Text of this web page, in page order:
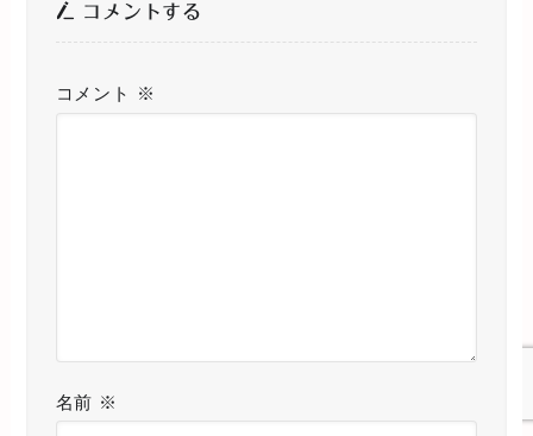
コメントする
コメント ※
名前 ※